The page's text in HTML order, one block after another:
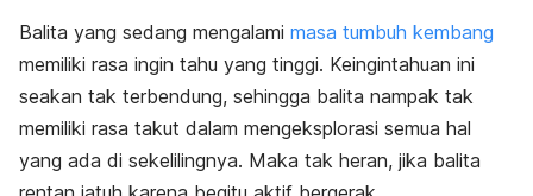
Balita yang sedang mengalami masa tumbuh kembang
memiliki rasa ingin tahu yang tinggi. Keingintahuan ini
seakan tak terbendung, sehingga balita nampak tak
memiliki rasa takut dalam mengeksplorasi semua hal
yang ada di sekelilingnya. Maka tak heran, jika balita